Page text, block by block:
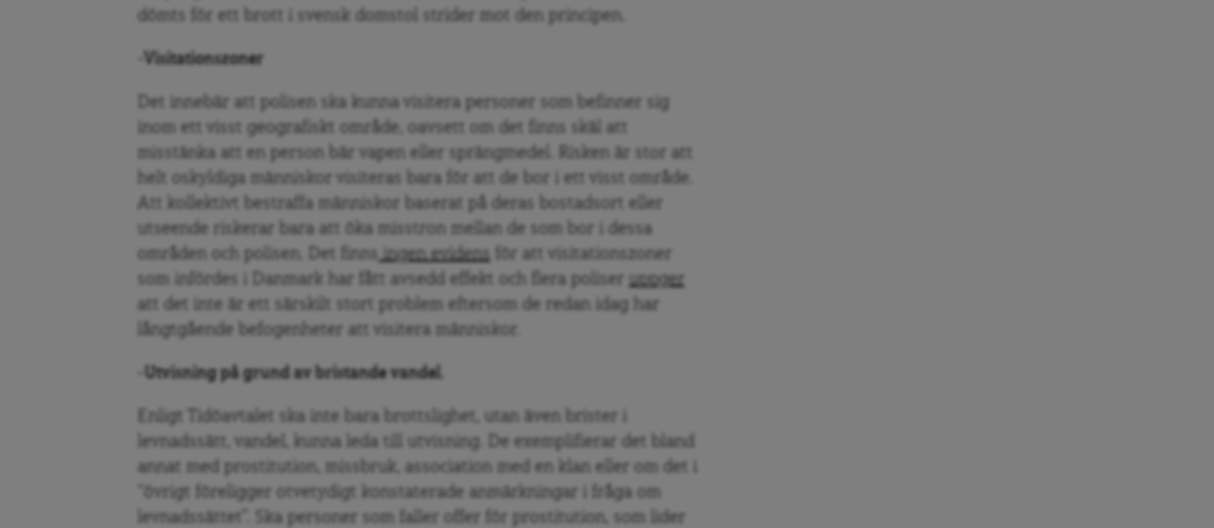
dömts för ett brott i svensk domstol strider mot den principen.
-Visitationszoner
Det innebär att polisen ska kunna visitera personer som befinner sig
inom ett visst geografiskt område, oavsett om det finns skäl att
misstänka att en person bär vapen eller sprängmedel. Risken är stor att
helt oskyldiga människor visiteras bara för att de bor i ett visst område.
Att kollektivt bestraffa människor baserat på deras bostadsort eller
utseende riskerar bara att öka misstron mellan de som bor i dessa
områden och polisen. Det finns ingen evidens för att visitationszoner
som infördes i Danmark har fått avsedd effekt och flera poliser uppger
att det inte är ett särskilt stort problem eftersom de redan idag har
långtgående befogenheter att visitera människor.
-Utvisning på grund av bristande vandel.
Enligt Tidöavtalet ska inte bara brottslighet, utan även brister i
levnadssätt, vandel, kunna leda till utvisning. De exemplifierar det bland
annat med prostitution, missbruk, association med en klan eller om det i
“övrigt föreligger otvetydigt konstaterade anmärkningar i fråga om
levnadssättet”. Ska personer som faller offer för prostitution, som lider